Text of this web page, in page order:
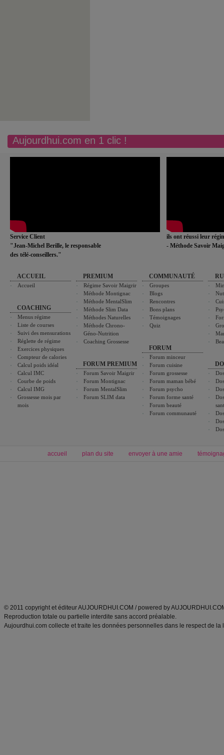
Aujourdhui.com en 1 clic !
Service Client
"Jean-Michel Berille, le responsable
des télé-conseillers."
ils ont réussi leur
- Méthode Savoir
ACCUEIL
Accueil
COACHING
Menus régime
Liste de courses
Suivi des mensurations
Réglette de régime
Exercices physiques
Compteur de calories
Calcul poids idéal
Calcul IMC
Courbe de poids
Calcul IMG
Grossesse mois par
mois
PREMIUM
Régime Savoir Maigrir
Méthode Montignac
Méthode MentalSlim
Méthode Slim Data
Méthodes Naturelles
Méthode Chrono-
Géno-Nutrition
Coaching Grossesse
FORUM PREMIUM
Forum Savoir Maigrir
Forum Montignac
Forum MentalSlim
Forum SLIM data
COMMUNAUTÉ
Groupes
Blogs
Rencontres
Bons plans
Témoignages
Quiz
FORUM
Forum minceur
Forum cuisine
Forum grossesse
Forum maman bébé
Forum psycho
Forum forme santé
Forum beauté
Forum communauté
accueil plan du site envoyer à une amie
© 2011 copyright et éditeur AUJOURDHUI.COM / powered by
Reproduction totale ou partielle interdite sans accord préalable.
Aujourdhui.com collecte et traite les données personnelles dans le respect de